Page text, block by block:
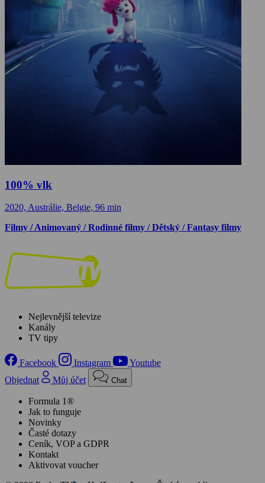
100% vlk
2020, Austrálie, Belgie, 96 min
Filmy / Animovaný / Rodinné filmy / Dětský / Fantasy filmy
Nejlevnější televize
Kanály
TV tipy
Facebook Instagram
Youtube
Objednat
Můj účet Chat
Formula 1®
Jak to funguje
Novinky
Časté dotazy
Ceník, VOP a GDPR
Kontakt
Aktivovat voucher